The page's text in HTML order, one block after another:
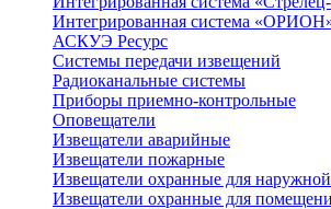
Интегрированная система
АСКУЭ Ресурс
Системы передачи извещений
Радиоканальные системы
Приборы приемно-контрольные
Оповещатели
Извещатели аварийные
Извещатели пожарные
Извещатели охранные для
Извещатели охранные для